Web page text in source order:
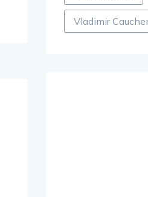
Vladimir